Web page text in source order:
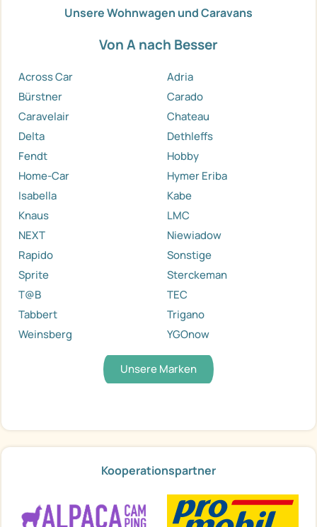
Unsere Wohnwagen und Caravans
Von A nach Besser
Across Car
Adria
Bürstner
Carado
Caravelair
Chateau
Delta
Dethleffs
Fendt
Hobby
Home-Car
Hymer Eriba
Isabella
Kabe
Knaus
LMC
NEXT
Niewiadow
Rapido
Sonstige
Sprite
Sterckeman
T@B
TEC
Tabbert
Trigano
Weinsberg
YGOnow
Unsere Marken
Kooperationspartner